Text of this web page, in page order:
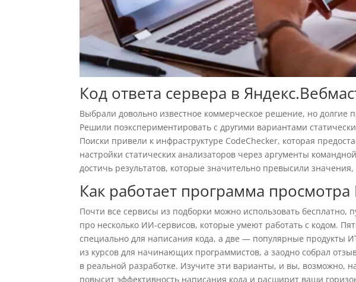
Код ответа сервера в
Выбрали довольно известное коммерческое решение, но долгие
Решили поэкспериментировать с другими вариантами
Поиски привели к инфраструктуре CodeCheсker, которая
настройки статических анализаторов через аргументы
достичь результатов, которые значительно превысили
Как работает программа просмотра
Почти все сервисы из подборки можно использовать бесплатно,
про несколько ИИ-сервисов, которые умеют работать с кодом.
специально для написания кода, а две — популярные продукты
из курсов для начинающих программистов, а заодно собрал
в реальной разработке. Изучите эти варианты, и вы, возможно,
повысит эффективность написания кода и расширит ваши